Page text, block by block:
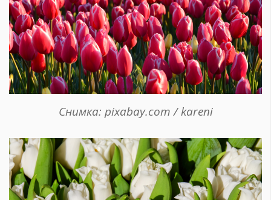
Снимка: pixabay.com / kareni